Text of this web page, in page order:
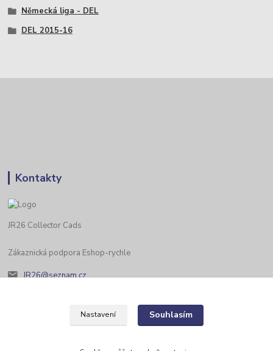
Německá liga - DEL
DEL 2015-16
Kontakty
JR26 Collector Cads
Zákaznická podpora Eshop-rychle
JR26@seznam.cz
Nastavení Souhlasím